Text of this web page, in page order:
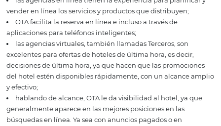
propietarios y gerentes dehoteles y posadasdeben
contacto con la OTA para verificar las posibilidades.
Beneficios de la
distribución hotelera
través de agencias de
viajes en línea